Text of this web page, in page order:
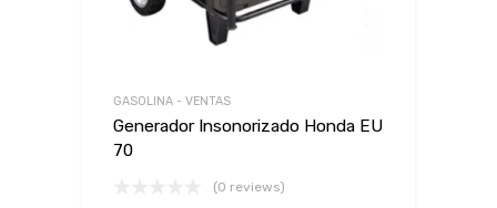
GASOLINA - VENTAS
Generador Insonorizado Honda EU
70
(0 reviews)